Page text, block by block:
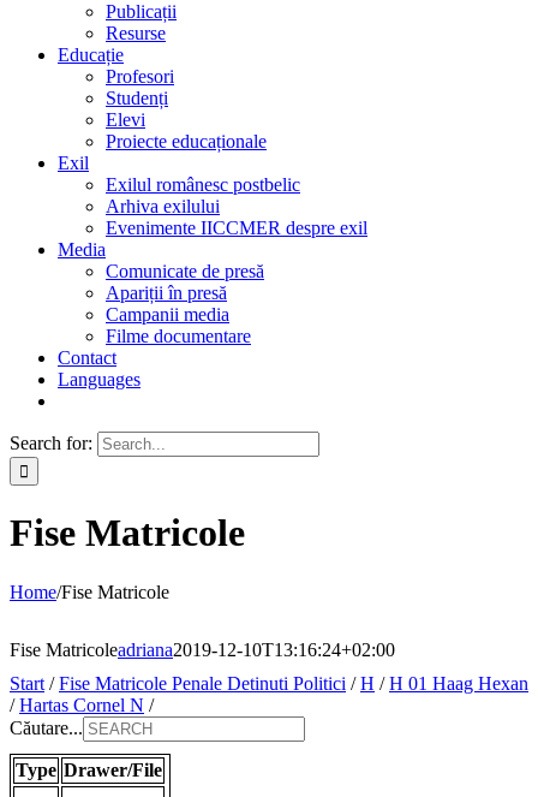
Publicații
Resurse
Educație
Profesori
Studenți
Elevi
Proiecte educaționale
Exil
Exilul românesc postbelic
Arhiva exilului
Evenimente IICCMER despre exil
Media
Comunicate de presă
Apariții în presă
Campanii media
Filme documentare
Contact
Languages
Search for:
Fise Matricole
Home/Fise Matricole
Fise Matricoleadriana2019-12-10T13:16:24+02:00
Start /Fise Matricole Penale Detinuti Politici /H /H 01 Haag Hexan
/Hartas Cornel N /
Căutare...
Type Drawer/File